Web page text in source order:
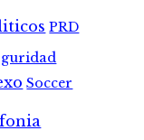
PRD
Soccer